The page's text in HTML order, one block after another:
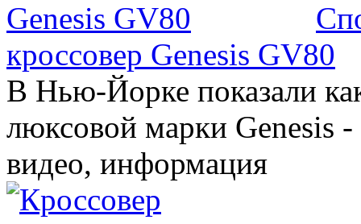
кроссовер Genesis GV80
В Нью-Йорке показали
люксовой марки Genesis
видео, информация